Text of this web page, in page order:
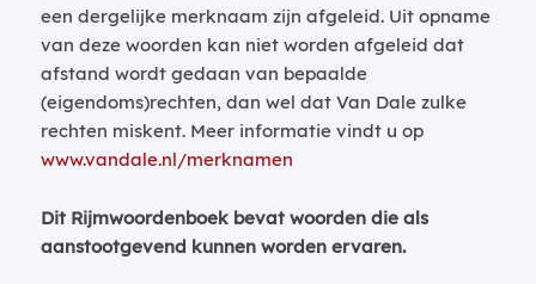
een dergelijke merknaam zijn afgeleid. Uit opname
van deze woorden kan niet worden afgeleid dat
afstand wordt gedaan van bepaalde
(eigendoms)rechten, dan wel dat Van Dale zulke
rechten miskent. Meer informatie vindt u op
www.vandale.nl/merknamen
Dit Rijmwoordenboek bevat woorden die als
aanstootgevend kunnen worden ervaren.